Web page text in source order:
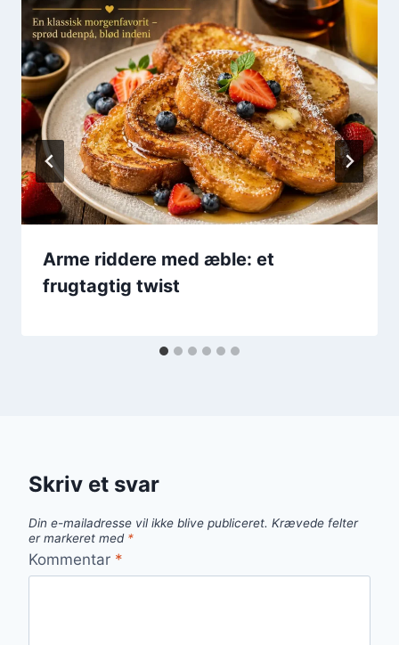
Arme riddere med æble: et
frugtagtig twist
Skriv et svar
Din e-mailadresse vil ikke blive publiceret. Krævede felter
er markeret med *
Kommentar *